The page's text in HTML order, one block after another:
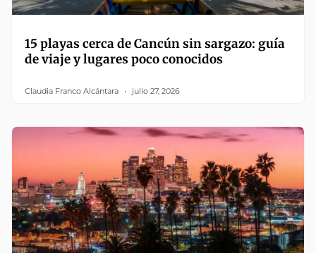
15 playas cerca de Cancún sin sargazo: guía
de viaje y lugares poco conocidos
Claudia Franco Alcántara julio 27, 2026